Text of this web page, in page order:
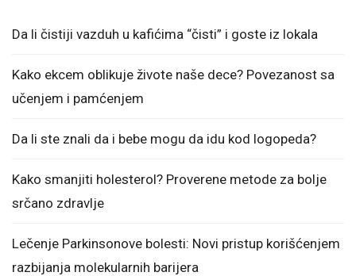
Da li čistiji vazduh u kafićima “čisti” i goste iz lokala
Kako ekcem oblikuje živote naše dece? Povezanost sa
učenjem i pamćenjem
Da li ste znali da i bebe mogu da idu kod logopeda?
Kako smanjiti holesterol? Proverene metode za bolje
srčano zdravlje
Lečenje Parkinsonove bolesti: Novi pristup korišćenjem
razbijanja molekularnih barijera